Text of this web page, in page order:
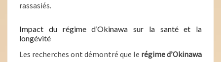
rassasiés.
Impact du régime d’Okinawa sur la santé et la
longévité
Les recherches ont démontré que le régime d’Okinawa